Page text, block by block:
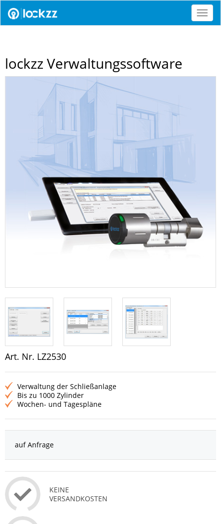
lockzz Verwaltungssoftware
Art. Nr. LZ2530
Verwaltung der Schließanlage
Bis zu 1000 Zylinder
Wochen- und Tagespläne
auf Anfrage
KEINE
VERSANDKOSTEN